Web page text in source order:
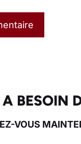
A BESOIN
VOUS